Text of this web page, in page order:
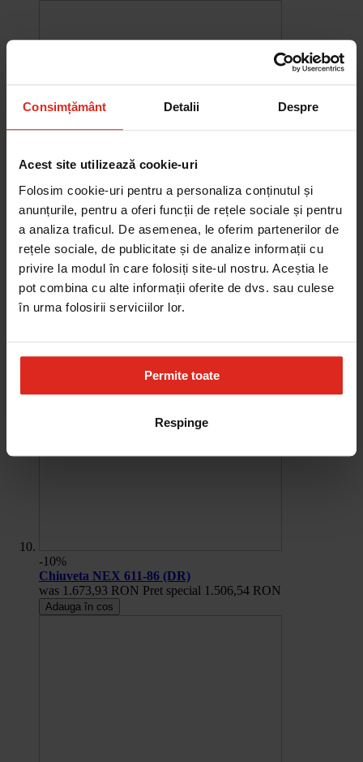
Consimțământ Detalii Despre
Acest site utilizează cookie-uri
Folosim cookie-uri pentru a personaliza conținutul și
anunțurile, pentru a oferi funcții de rețele sociale și pentru
a analiza traficul. De asemenea, le oferim partenerilor de
rețele sociale, de publicitate și de analize informații cu
privire la modul în care folosiți site-ul nostru. Aceștia le
pot combina cu alte informații oferite de dvs. sau culese
în urma folosirii serviciilor lor.
Permite toate
Respinge
-10%
Chiuveta Maris MRG 610-60
was 2.580,20 RON Pret special 2.322,18 RON
-10%
Chiuveta NEX 611-86 (DR)
was 1.673,93 RON Pret special 1.506,54 RON
Adauga în cos